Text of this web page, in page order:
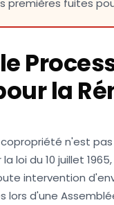
la
n'est pas
loi du 10 juillet
intervention
d'une